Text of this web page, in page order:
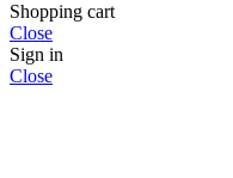
Shopping cart
Close
Sign in
Close